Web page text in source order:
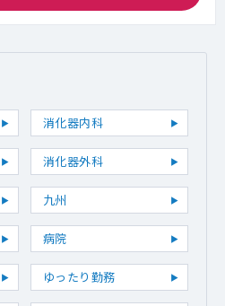
消化器内科
消化器外科
九州
病院
ゆったり勤務